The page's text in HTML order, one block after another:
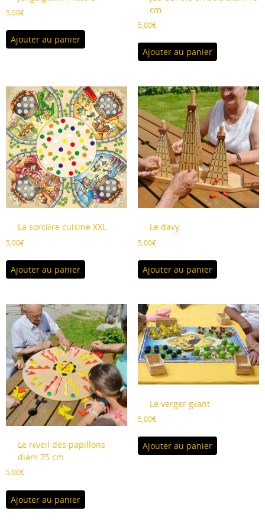
5,00€
Ajouter au panier
cm
5,00€
Ajouter au panier
La sorcière cuisine XXL
5,00€
Ajouter au panier
Le davy
5,00€
Ajouter au panier
Le réveil des papillons
diam 75 cm
5,00€
Ajouter au panier
Le verger géant
5,00€
Ajouter au panier